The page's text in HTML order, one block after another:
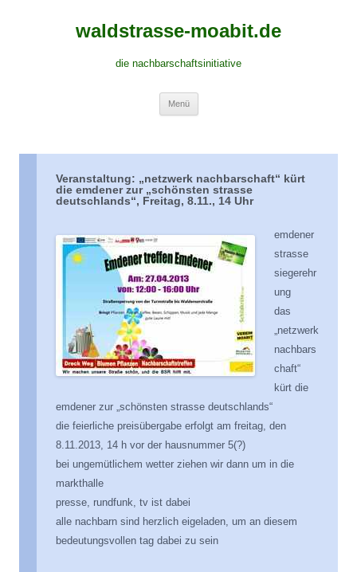
waldstrasse-moabit.de
die nachbarschaftsinitiative
Menü
Veranstaltung: „netzwerk nachbarschaft“ kürt
die emdener zur „schönsten strasse
deutschlands“, Freitag, 8.11., 14 Uhr
emdener
strasse
siegerehr
ung
das
„netzwerk
nachbars
chaft“
kürt die
emdener zur „schönsten strasse deutschlands“
die feierliche preisübergabe erfolgt am freitag, den
8.11.2013, 14 h vor der hausnummer 5(?)
bei ungemütlichem wetter ziehen wir dann um in die
markthalle
presse, rundfunk, tv ist dabei
alle nachbarn sind herzlich eigeladen, um an diesem
bedeutungsvollen tag dabei zu sein